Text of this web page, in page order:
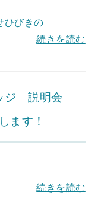
ひびきの
続きを読む
ジ 説明会
ます！
続きを読む